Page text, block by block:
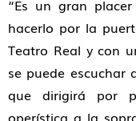
“Es un gran
hacerlo por la
Teatro Real y con
se puede escuchar
que dirigirá por